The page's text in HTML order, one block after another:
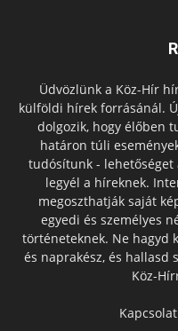
Üdvözlünk a Köz-Hír
külföldi hírek forrásánál.
dolgozik, hogy élőben
határon túli
tudósítunk - lehetőséget
legyél a híreknek.
megoszthatják saját
egyedi és személyes
történeteknek. Ne hagyd
és naprakész, és hallasd
Köz-